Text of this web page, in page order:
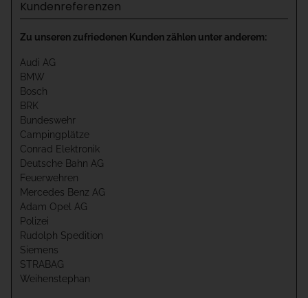
Kundenreferenzen
Zu unseren zufriedenen Kunden zählen unter anderem:
Audi AG
BMW
Bosch
BRK
Bundeswehr
Campingplätze
Conrad Elektronik
Deutsche Bahn AG
Feuerwehren
Mercedes Benz AG
Adam Opel AG
Polizei
Rudolph Spedition
Siemens
STRABAG
Weihenstephan